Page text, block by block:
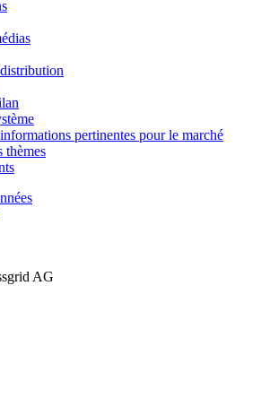
pertinentes pour le marché
thèmes
AG